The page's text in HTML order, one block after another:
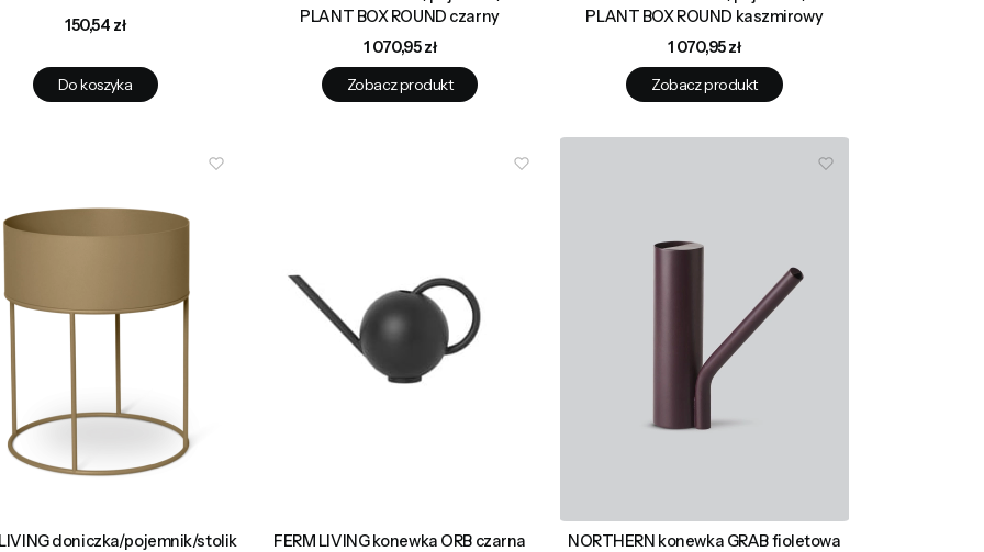
Cena
150,54 zł
Do koszyka
PLANT BOX ROUND czarny
Cena
1 070,95 zł
Zobacz produkt
PLANT BOX ROUND kaszmirowy
Cena
1 070,95 zł
Zobacz produkt
LIVING doniczka/pojemnik/stolik
FERM LIVING konewka ORB czarna
NORTHERN konewka GRAB fioletowa